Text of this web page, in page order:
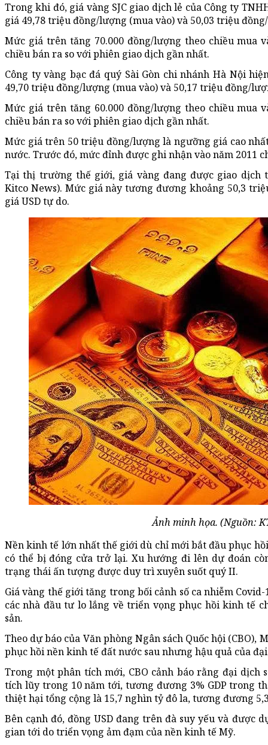
Trong khi đó, giá vàng SJC giao dịch lẻ của Công ty
giá 49,78 triệu đồng/lượng (mua vào) và 50,03 triệu
Mức giá trên tăng 70.000 đồng/lượng theo chiều mua
chiều bán ra so với phiên giao dịch gần nhất.
Công ty vàng bạc đá quý Sài Gòn chi nhánh Hà Nội
49,70 triệu đồng/lượng (mua vào) và 50,17 triệu đồng/
Mức giá trên tăng 60.000 đồng/lượng theo chiều mua
chiều bán ra so với phiên giao dịch gần nhất.
Mức giá trên 50 triệu đồng/lượng là ngưỡng giá cao
nước. Trước đó, mức đỉnh được ghi nhận vào năm 2011
Tại thị trường thế giới, giá vàng đang được giao dịch
Kitco News). Mức giá này tương đương khoảng 50,3
giá USD tự do.
Ảnh minh họa. (Nguồn:
Nền kinh tế lớn nhất thế giới dù chỉ mới bắt đầu phục
có thể bị đóng cửa trở lại. Xu hướng đi lên dự đoán
trạng thái ấn tượng được duy trì xuyên suốt quý II.
Giá vàng thế giới tăng trong bối cảnh số ca nhiễm
các nhà đầu tư lo lắng về triển vọng phục hồi kinh tế
sản.
Theo dự báo của Văn phòng Ngân sách Quốc hội (CBO),
phục hồi nền kinh tế đất nước sau nhưng hậu quả của
Trong một phân tích mới, CBO cảnh báo rằng đại
tích lũy trong 10 năm tới, tương đương 3% GDP trong
thiệt hại tổng cộng là 15,7 nghìn tỷ đô la, tương đương
Bên cạnh đó, đồng USD đang trên đà suy yếu và được
gian tới do triển vọng ảm đạm của nền kinh tế Mỹ.